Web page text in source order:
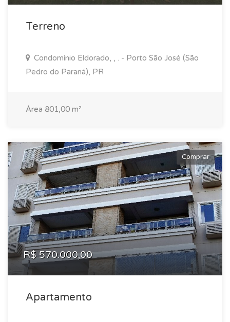
Terreno
Condomínio Eldorado, , . - Porto São José (São
Pedro do Paraná), PR
Área 801,00 m²
Comprar
R$ 570.000,00
Apartamento